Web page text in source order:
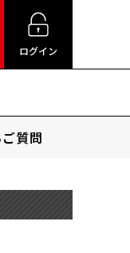
ログイン
質問